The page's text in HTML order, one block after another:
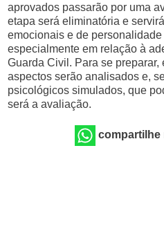
aprovados passarão por uma
etapa será eliminatória e
emocionais e de
especialmente em relação à
Guarda Civil. Para se
aspectos serão analisados e,
psicológicos simulados, que
será a avaliação.
compartilhe